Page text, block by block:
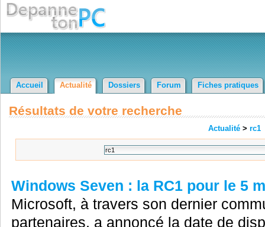
Accueil Actualité Dossiers Forum Fiches pratiques
Résultats de votre recherche
Actualité> rc1
Windows Seven : la RC1 pour le 5
Microsoft, à travers son dernier
partenaires, a annoncé la date de